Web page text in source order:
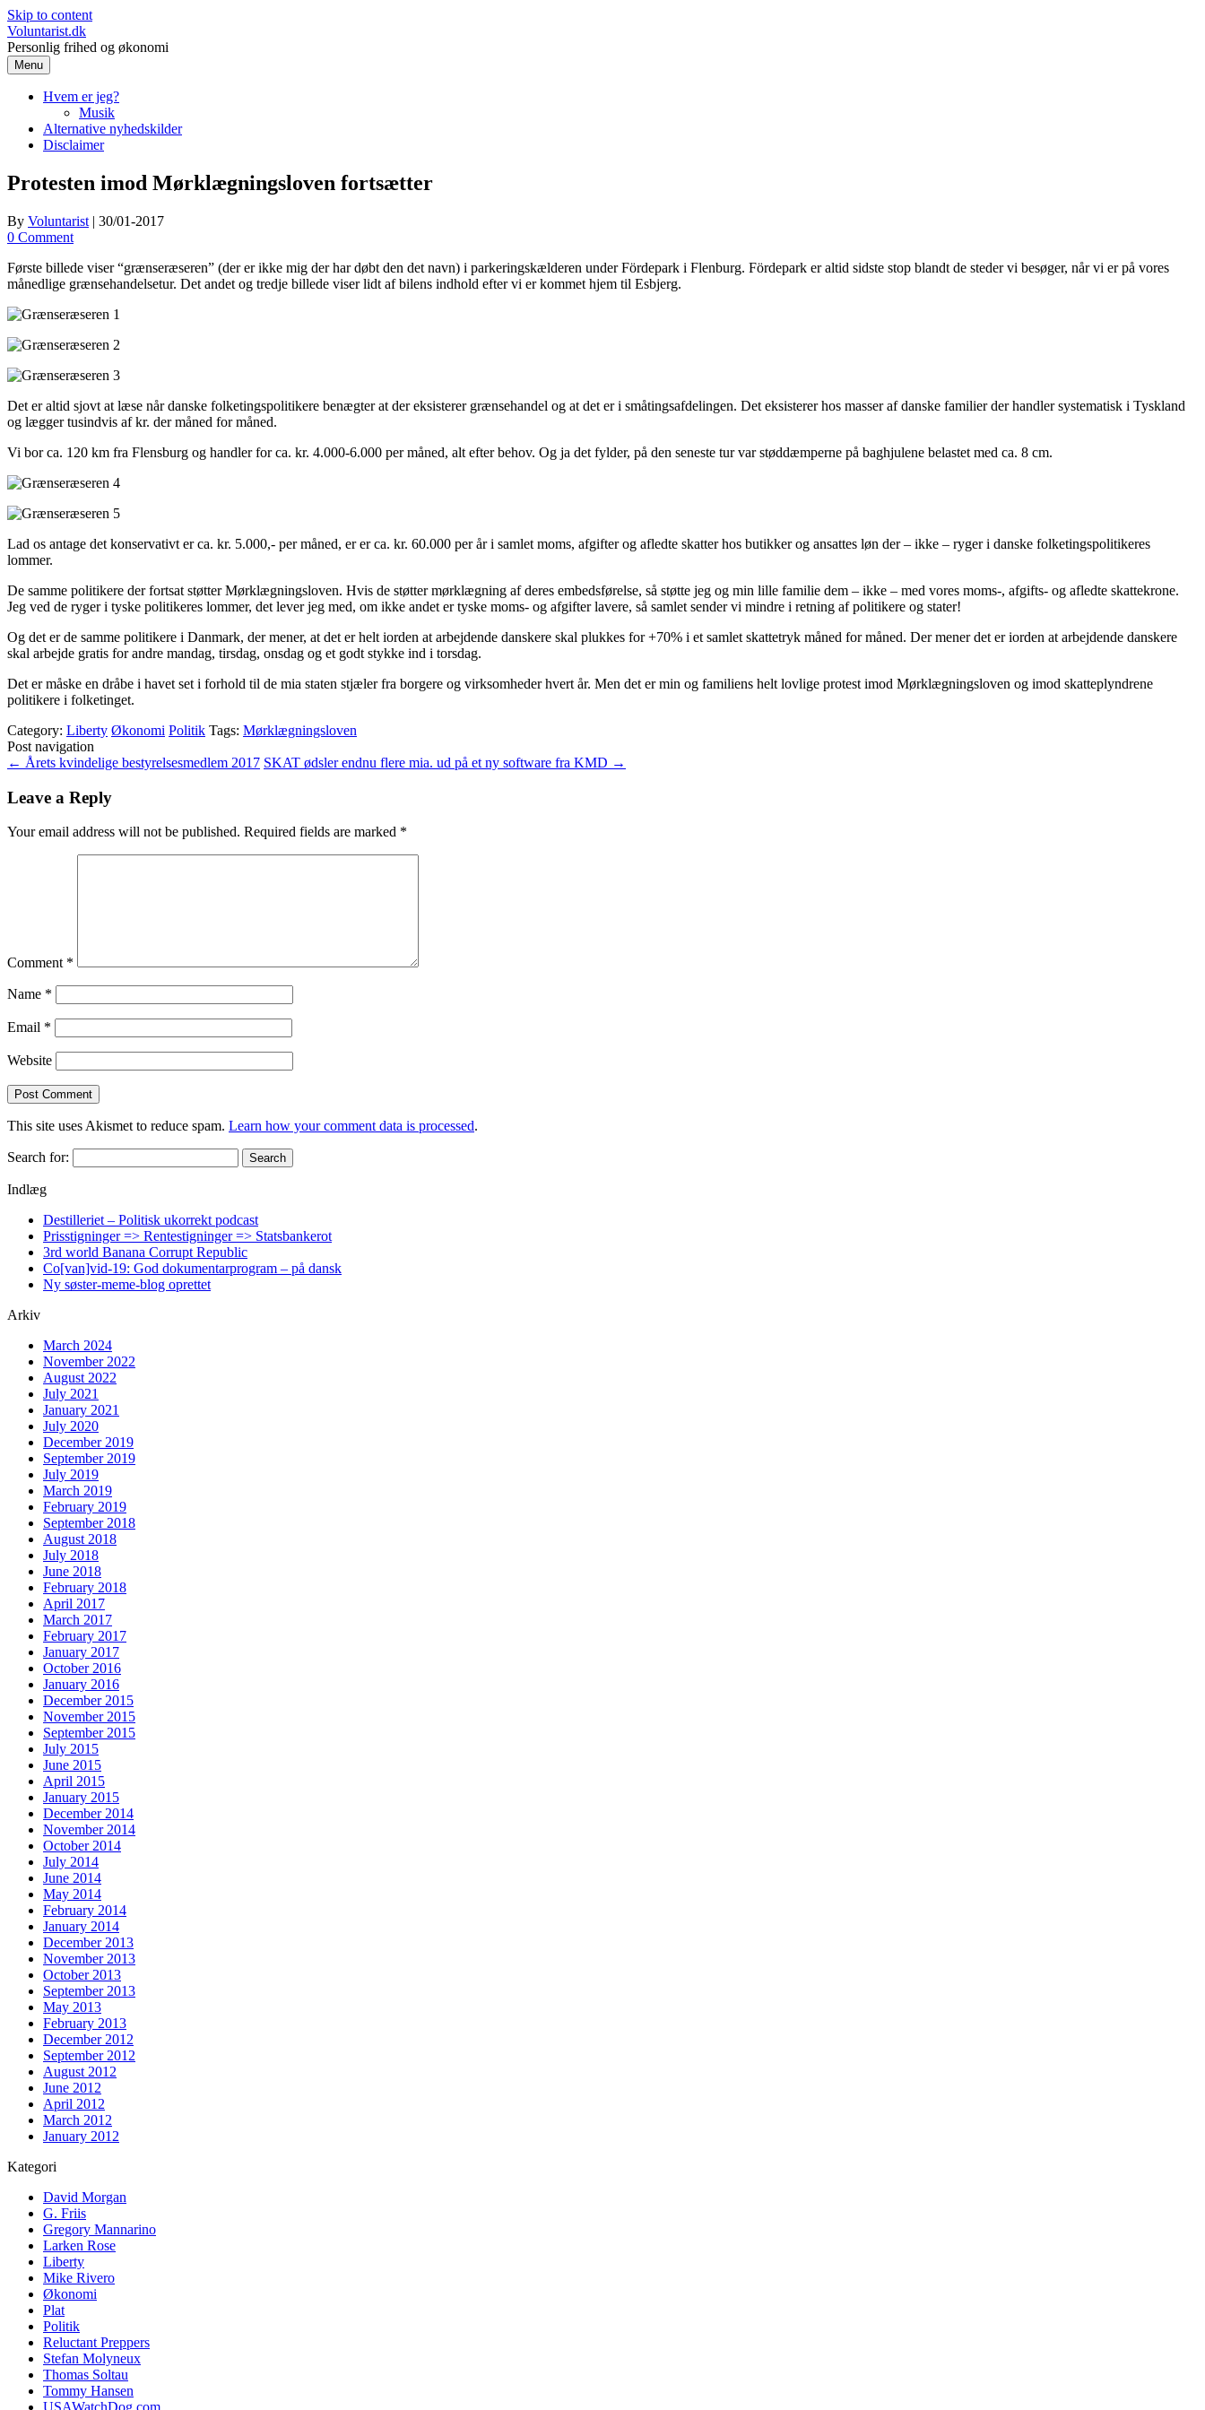
Skip to content
Voluntarist.dk
Personlig frihed og økonomi
Menu
Hvem er jeg?
Musik
Alternative nyhedskilder
Disclaimer
Protesten imod Mørklægningsloven fortsætter
By Voluntarist | 30/01-2017
0 Comment
Første billede viser “grænseræseren” (der er ikke mig der har døbt den det navn) i parkeringskælderen under Fördepark i Flenburg. Fördepark er altid sidste stop blandt de steder vi besøger, når vi er på vores
månedlige grænsehandelsetur. Det andet og tredje billede viser lidt af bilens indhold efter vi er kommet hjem til Esbjerg.
Det er altid sjovt at læse når danske folketingspolitikere benægter at der eksisterer grænsehandel og at det er i småtingsafdelingen. Det eksisterer hos masser af danske familier der handler systematisk i Tyskland
og lægger tusindvis af kr. der måned for måned.
Vi bor ca. 120 km fra Flensburg og handler for ca. kr. 4.000-6.000 per måned, alt efter behov. Og ja det fylder, på den seneste tur var støddæmperne på baghjulene belastet med ca. 8 cm.
Lad os antage det konservativt er ca. kr. 5.000,- per måned, er er ca. kr. 60.000 per år i samlet moms, afgifter og afledte skatter hos butikker og ansattes løn der – ikke – ryger i danske folketingspolitikeres
lommer.
De samme politikere der fortsat støtter Mørklægningsloven. Hvis de støtter mørklægning af deres embedsførelse, så støtte jeg og min lille familie dem – ikke – med vores moms-, afgifts- og afledte skattekrone.
Jeg ved de ryger i tyske politikeres lommer, det lever jeg med, om ikke andet er tyske moms- og afgifter lavere, så samlet sender vi mindre i retning af politikere og stater!
Og det er de samme politikere i Danmark, der mener, at det er helt iorden at arbejdende danskere skal plukkes for +70% i et samlet skattetryk måned for måned. Der mener det er iorden at arbejdende danskere
skal arbejde gratis for andre mandag, tirsdag, onsdag og et godt stykke ind i torsdag.
Det er måske en dråbe i havet set i forhold til de mia staten stjæler fra borgere og virksomheder hvert år. Men det er min og familiens helt lovlige protest imod Mørklægningsloven og imod skatteplyndrene
politikere i folketinget.
Category: Liberty Økonomi Politik Tags: Mørklægningsloven
Post navigation
← Årets kvindelige bestyrelsesmedlem 2017 SKAT ødsler endnu flere mia. ud på et ny software fra KMD →
Leave a Reply
Your email address will not be published. Required fields are marked *
Comment *
Name *
Email *
Website
This site uses Akismet to reduce spam. Learn how your comment data is processed.
Search for:
Indlæg
Destilleriet – Politisk ukorrekt podcast
Prisstigninger => Rentestigninger => Statsbankerot
3rd world Banana Corrupt Republic
Co[van]vid-19: God dokumentarprogram – på dansk
Ny søster-meme-blog oprettet
Arkiv
March 2024
November 2022
August 2022
July 2021
January 2021
July 2020
December 2019
September 2019
July 2019
March 2019
February 2019
September 2018
August 2018
July 2018
June 2018
February 2018
April 2017
March 2017
February 2017
January 2017
October 2016
January 2016
December 2015
November 2015
September 2015
July 2015
June 2015
April 2015
January 2015
December 2014
November 2014
October 2014
July 2014
June 2014
May 2014
February 2014
January 2014
December 2013
November 2013
October 2013
September 2013
May 2013
February 2013
December 2012
September 2012
August 2012
June 2012
April 2012
March 2012
January 2012
Kategori
David Morgan
G. Friis
Gregory Mannarino
Larken Rose
Liberty
Mike Rivero
Økonomi
Plat
Politik
Reluctant Preppers
Stefan Molyneux
Thomas Soltau
Tommy Hansen